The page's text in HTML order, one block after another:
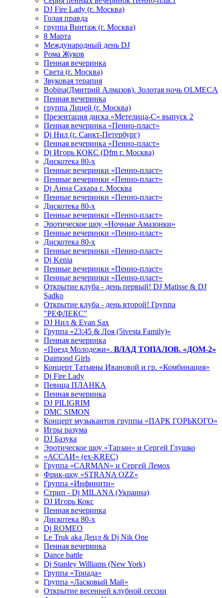
DJ Fire Lady (г. Москва)
Голая правда
группа Винтаж (г. Москва)
8 Марта
Международный день DJ
Рома Жуков
Пенная вечеринка
Света (г. Москва)
Звуковая терапия
Bobina(Дмитрий Алмазов). Золотая ночь OLMECA
Пенная вечеринка
группа Лицей (г. Москва)
Презентация диска «Метелица-С» выпуск 2
Пенная вечеринка «Пенно-пласт»
Dj Нил (г. Санкт-Петербург)
Пенная вечеринка «Пенно-пласт»
Dj Игорь КОКС (Dfm г. Москва)
Дискотека 80-х
Пенные вечеринки «Пенно-пласт»
Пенные вечеринки «Пенно-пласт»
Dj Анна Сахара г. Москва
Пенные вечеринки «Пенно-пласт»
Дискотека 80-х
Пенные вечеринки «Пенно-пласт»
Эротическое шоу «Ночные Амазонки»
Пенные вечеринки «Пенно-пласт»
Дискотека 80-х
Пенные вечеринки «Пенно-пласт»
Dj Kenia
Пенные вечеринки «Пенно-пласт»
Пенные вечеринки «Пенно-пласт»
Открытие клуба - день первый! DJ Matisse & DJ
Sadko
Открытие клуба - день второй! Группа
"РЕФЛЕКС"
DJ Нил & Evan Sax
Группа «23:45 & Лоя (5ivesta Family)»
Пенная вечеринка
«Поезд Молодежи». ВЛАД ТОПАЛОВ. «ДОМ-2»
Daimond Girls
Концерт Татьяны Ивановой и гр. «Комбинация»
Dj Fire Lady
Певица ПЛАНКА
Пенная вечеринка
DJ PILIGRIM
DMC SIMON
Концерт музыкантов группы «ПАРК ГОРЬКОГО»
Игры разума
DJ Базука
Эротическое шоу «Тарзан» и Сергей Глушко
«АССАИ» (ex-KREC)
Группа «CARMAN» и Сергей Лемох
Фрик-шоу «STRANA OZZ»
Группа «Инфинити»
Стрип - Dj MILANA (Украина)
DJ Игорь Кокс
Пенная вечеринка
Дискотека 80-х
Dj ROMEO
Le Truk aka Децл & Dj Nik One
Пенная вечеринка
Dance battle
Dj Stanley Williams (New York)
Группа «Триада»
Группа «Ласковый Май»
Открытие весенней клубной сессии